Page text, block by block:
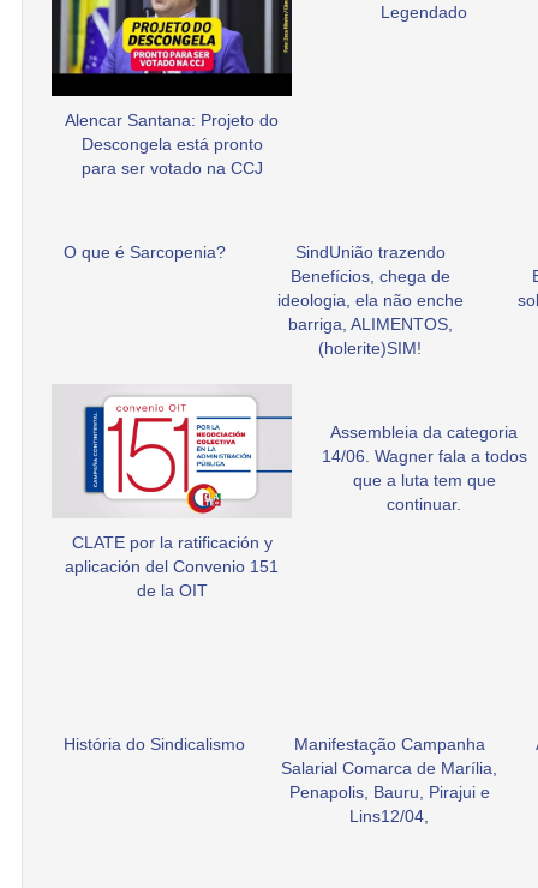
Alencar Santana: Projeto do
Descongela está pronto
para ser votado na CCJ
Legendado
O que é Sarcopenia?
SindUnião trazendo
Benefícios, chega de
ideologia, ela não enche
barriga, ALIMENTOS,
(holerite)SIM!
CLATE por la ratificación y
aplicación del Convenio 151
de la OIT
Assembleia da categoria
14/06. Wagner fala a todos
que a luta tem que
continuar.
História do Sindicalismo
Manifestação Campanha
Salarial Comarca de Marília,
Penapolis, Bauru, Pirajui e
Lins12/04,